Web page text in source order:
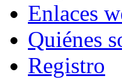
Enlaces
Quiénes
Registro